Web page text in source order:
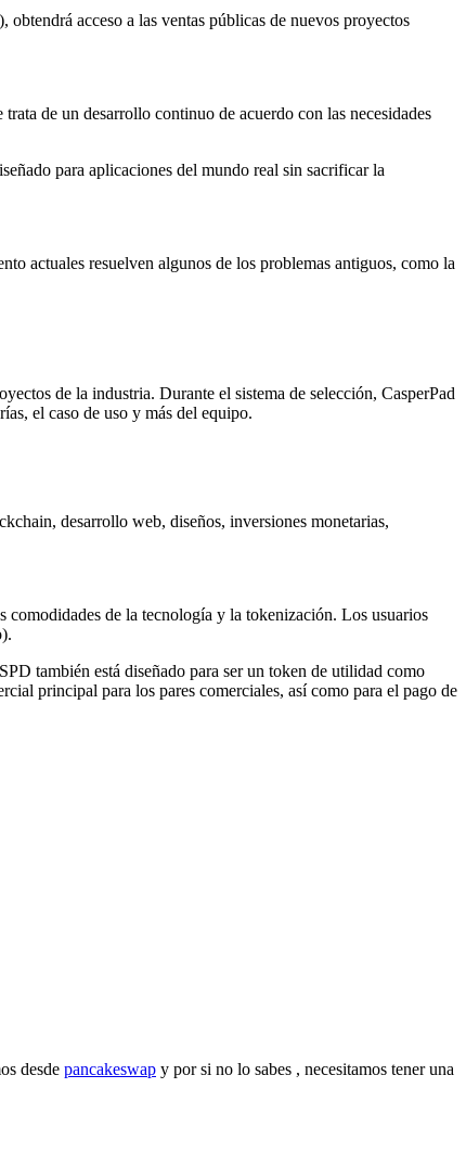
acceso a las ventas públicas de nuevos proyectos
de un desarrollo continuo de acuerdo con las necesidades
para aplicaciones del mundo real sin sacrificar la
actuales resuelven algunos de los problemas antiguos, como la
de la industria. Durante el sistema de selección, CasperPad
el caso de uso y más del equipo.
desarrollo web, diseños, inversiones monetarias,
comodidades de la tecnología y la tokenización. Los usuarios
también está diseñado para ser un token de utilidad como
principal para los pares comerciales, así como para el pago de
desde pancakeswap y por si no lo sabes , necesitamos tener una